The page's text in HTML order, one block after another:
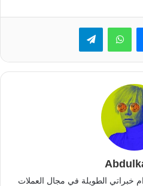
ماسنجرواتساب تيلقرام
خبراتي الطويلة في مجال العملات